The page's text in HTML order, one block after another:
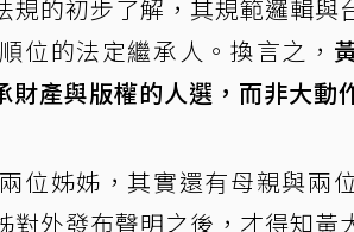
的初步了解，其規範邏輯與
位的法定繼承人。換言之，
產與版權的人選，而非大動
位姊姊，其實還有母親與兩
對外發布聲明之後，才得知黃